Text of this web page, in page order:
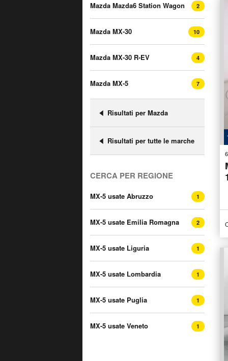
Mazda Mazda6 Station Wagon 2
Mazda MX-30 10
Mazda MX-30 R-EV 4
Mazda MX-5 7
Risultati per Mazda
Risultati per tutte le marche
CERCA PER REGIONE
MX-5 usate Abruzzo 1
MX-5 usate Emilia Romagna 2
MX-5 usate Liguria 1
MX-5 usate Lombardia 1
MX-5 usate Puglia 1
MX-5 usate Veneto 1